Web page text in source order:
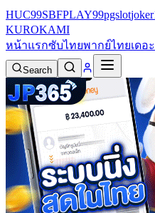
HUC99SBFPLAY99pgslot
KUROKAMI
หน้าแรกซับไทยพากย์ไทยเดอ
Search